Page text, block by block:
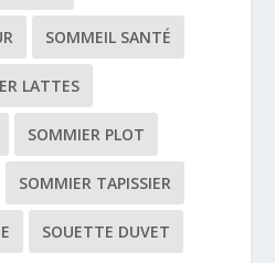
SOMMEIL SANTÉ
LATTES
SOMMIER PLOT
SOMMIER TAPISSIER
SOUETTE DUVET